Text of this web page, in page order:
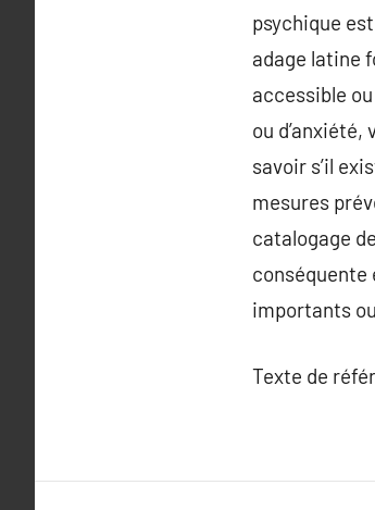
psychique
adage latine
accessible
ou
savoir s’il
mesures
catalogage
conséquente
importants
Texte de